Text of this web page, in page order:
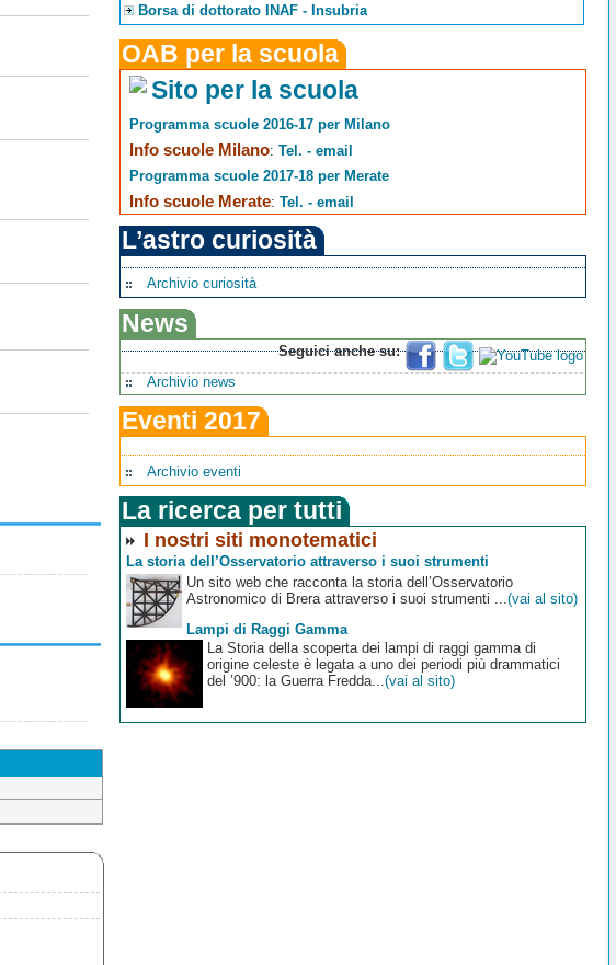
Borsa di dottorato INAF - Insubria
OAB per la scuola
Sito per la scuola
Programma scuole 2016-17 per Milano
Info scuole Milano:Tel. - email
Programma scuole 2017-18 per Merate
Info scuole Merate:Tel. - email
L’astro curiosità
Archivio curiosità
News
Seguici anche su:
Archivio news
Eventi 2017
Archivio eventi
La ricerca per tutti
I nostri siti monotematici
La storia dell’Osservatorio attraverso i suoi strumenti
Un sito web che racconta la storia dell’Osservatorio
Astronomico di Brera attraverso i suoi strumenti ...(vai al sito)
Lampi di Raggi Gamma
La Storia della scoperta dei lampi di raggi gamma di
origine celeste è legata a uno dei periodi più drammatici
del ’900: la Guerra Fredda...(vai al sito)